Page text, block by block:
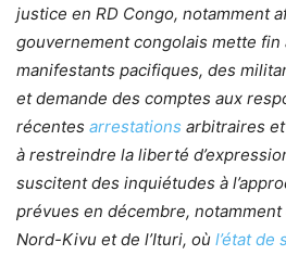
justice en RD Congo, notamment
gouvernement congolais mette fin
manifestants pacifiques, des
et demande des comptes aux
récentes arrestations arbitraires
à restreindre la liberté
suscitent des inquiétudes à
prévues en décembre,
Nord-Kivu et de l’Ituri, où l’état de